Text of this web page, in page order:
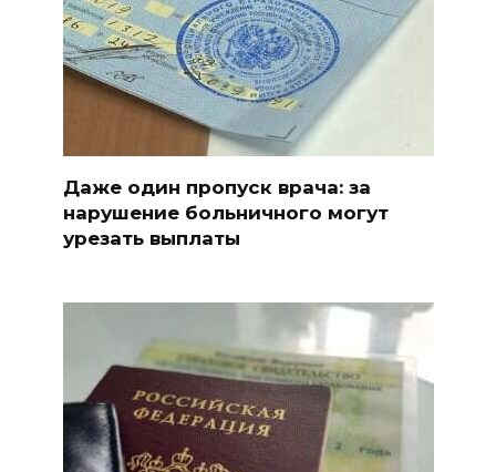
Даже один пропуск врача: за
нарушение больничного могут
урезать выплаты